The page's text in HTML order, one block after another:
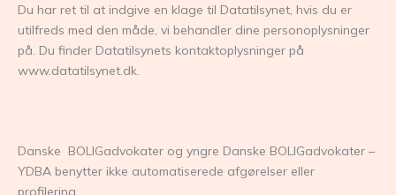
Du har ret til at indgive en klage til Datatilsynet, hvis du er
utilfreds med den måde, vi behandler dine personoplysninger
på. Du finder Datatilsynets kontaktoplysninger på
www.datatilsynet.dk.
Danske BOLIGadvokater og yngre Danske BOLIGadvokater –
YDBA benytter ikke automatiserede afgørelser eller
profilering.